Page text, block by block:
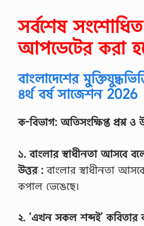
সর্বশেষ
আপডেটের করা
বাংলাদেশের
৪র্থ বর্ষ সাজেশন 2026
ক-বিভাগ: অতিসংক্ষিপ্ত প্রশ্ন ও
১. বাংলার স্বাধীনতা আসবে
উত্তর : বাংলার স্বাধীনতা
কপাল ভেঙেছে।
২. ‘এখন সকল শব্দই’ কবিতার